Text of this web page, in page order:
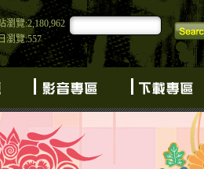
瀏覽:2,180,962
瀏覽:557